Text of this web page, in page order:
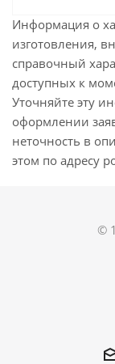
Информация о
изготовления,
справочный
доступных к
Уточняйте эту
оформлении
неточность в
этом по адресу
©